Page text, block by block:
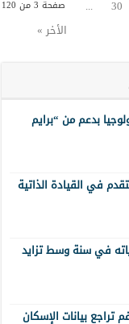
صفحة 3 من 120 30
...
الأخر »
بدعم من “برايم
في القيادة الذاتية
في سنة وسط تزايد
تراجع بيانات الإسكان